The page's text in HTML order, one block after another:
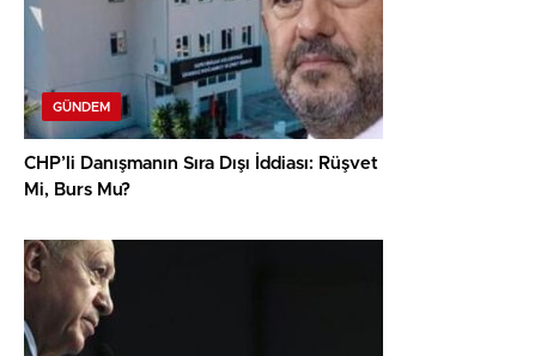
GÜNDEM
CHP’li Danışmanın Sıra Dışı İddiası: Rüşvet
Mi, Burs Mu?